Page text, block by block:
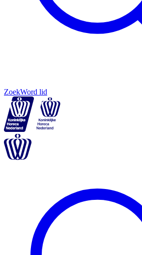
ZoekWord lid